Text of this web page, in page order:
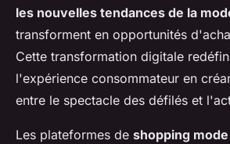
les nouvelles tendances de la
transforment en opportunités
Cette transformation digitale
l'expérience consommateur en
entre le spectacle des défilés et
Les plateformes de shopping